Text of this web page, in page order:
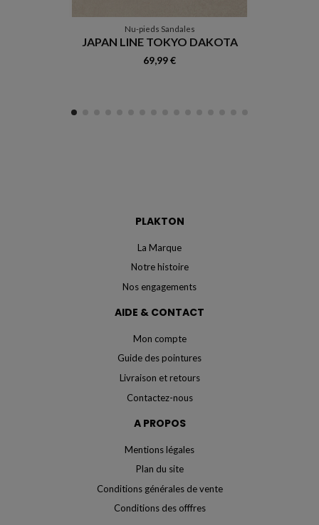
Nu-pieds Sandales
JAPAN LINE TOKYO DAKOTA
69,99 €
PLAKTON
La Marque
Notre histoire
Nos engagements
AIDE & CONTACT
Mon compte
Guide des pointures
Livraison et retours
Contactez-nous
A PROPOS
Mentions légales
Plan du site
Conditions générales de vente
Conditions des offfres